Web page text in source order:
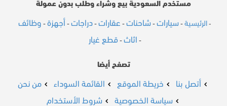
مستخدم السعودية بيع وشراء وطلب بدون عمولة
- الرئيسية - سيارات - شاحنات - عقارات - دراجات - أجهزة - وظائف
- اثاث -قطع غيار
تصفح أيضا
أتصل بنا خريطة الموقع القائمة السوداء
من نحن
سياسة الخصوصية
شروط الأستخدام